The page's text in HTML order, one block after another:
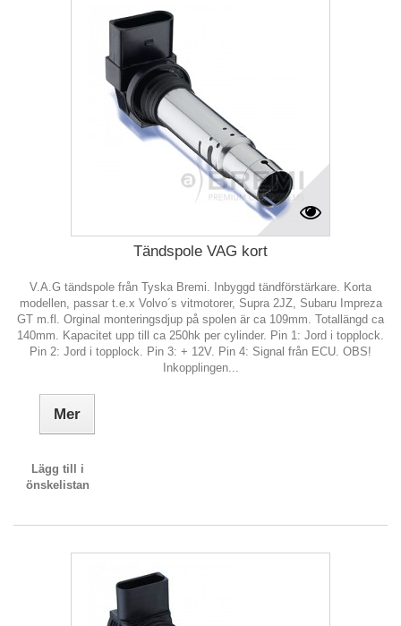
Tändspole VAG kort
V.A.G tändspole från Tyska Bremi. Inbyggd tändförstärkare. Korta
modellen, passar t.e.x Volvo´s vitmotorer, Supra 2JZ, Subaru Impreza
GT m.fl. Orginal monteringsdjup på spolen är ca 109mm. Totallängd ca
140mm. Kapacitet upp till ca 250hk per cylinder. Pin 1: Jord i topplock.
Pin 2: Jord i topplock. Pin 3: + 12V. Pin 4: Signal från ECU. OBS!
Inkopplingen...
Mer
Lägg till i
önskelistan